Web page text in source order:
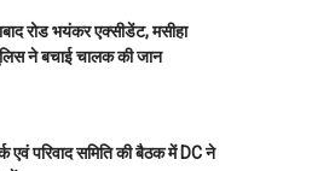
रोड भयंकर एक्सीडेंट, मसीहा
ने बचाई चालक की जान
एवं परिवाद समिति की बैठक में DC ने